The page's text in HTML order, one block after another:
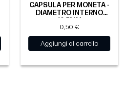
CAPSULA PER MONETA -
DIAMETRO INTERNO
19.5MM
0,50 €
Aggiungi al carrello